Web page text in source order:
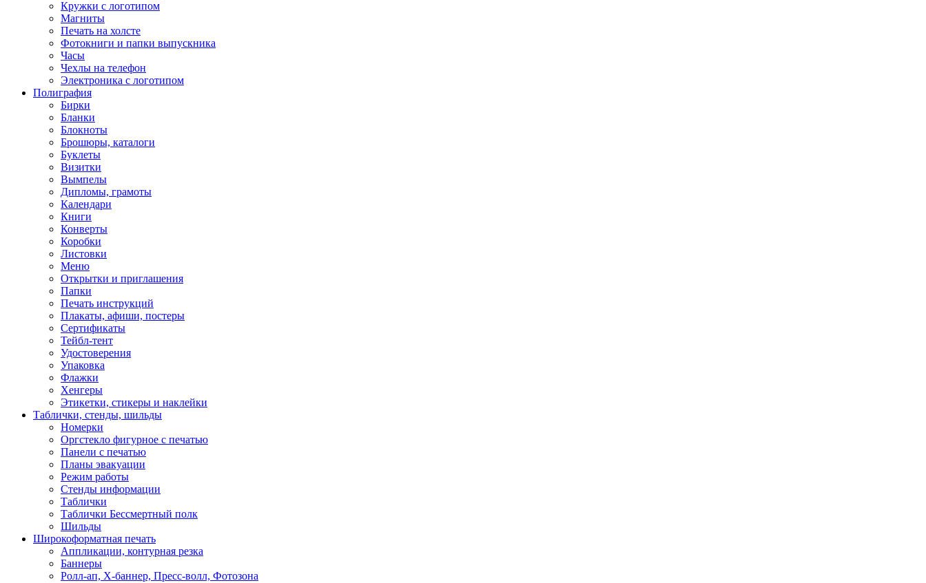
Кружки с логотипом
Магниты
Печать на холсте
Фотокниги и папки выпускника
Часы
Чехлы на телефон
Электроника с логотипом
Полиграфия
Бирки
Бланки
Блокноты
Брошюры, каталоги
Буклеты
Визитки
Вымпелы
Дипломы, грамоты
Календари
Книги
Конверты
Коробки
Листовки
Меню
Открытки и приглашения
Папки
Печать инструкций
Плакаты, афиши, постеры
Сертификаты
Тейбл-тент
Удостоверения
Упаковка
Флажки
Хенгеры
Этикетки, стикеры и наклейки
Таблички, стенды, шильды
Номерки
Оргстекло фигурное с печатью
Панели с печатью
Планы эвакуации
Режим работы
Стенды информации
Таблички
Таблички Бессмертный полк
Шильды
Широкоформатная печать
Аппликации, контурная резка
Баннеры
Ролл-ап, X-баннер, Пресс-волл, Фотозона